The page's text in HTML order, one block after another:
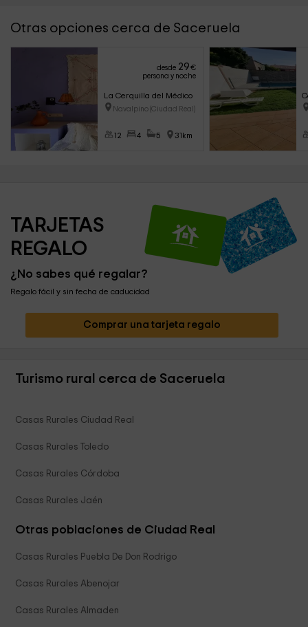
Otras opciones cerca de Saceruela
desde 29€
persona y noche
La Cerquilla del Médico
Navalpino (Ciudad Real)
12 4 5 31km
TARJETAS
REGALO
¿No sabes qué regalar?
Regalo fácil y sin fecha de caducidad
Comprar una tarjeta regalo
Turismo rural cerca de Saceruela
Casas Rurales Ciudad Real
Casas Rurales Toledo
Casas Rurales Córdoba
Casas Rurales Jaén
Otras poblaciones de Ciudad Real
Casas Rurales Puebla De Don Rodrigo
Casas Rurales Abenojar
Casas Rurales Almaden